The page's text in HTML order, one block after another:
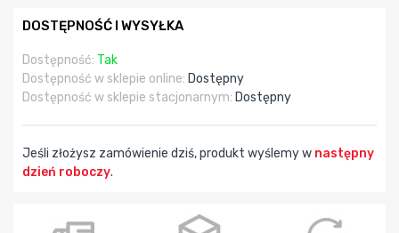
DOSTĘPNOŚĆ I WYSYŁKA
Dostępność: Tak
Dostępność w sklepie online: Dostępny
Dostępność w sklepie stacjonarnym: Dostępny
Jeśli złożysz zamówienie dziś, produkt wyślemy w następny
dzień roboczy.